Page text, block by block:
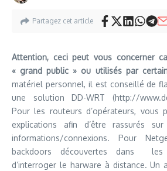
Partagez cet article
Attention, ceci peut vous concerner
« grand public » ou utilisés par
matériel personnel, il est conseillé de
une solution DD-WRT (http://
Pour les routeurs d’opérateurs, vous
explications afin d’être rassurés
informations/connexions. Pour
backdoors découvertes dans les
d’interroger le harware à distance. Un